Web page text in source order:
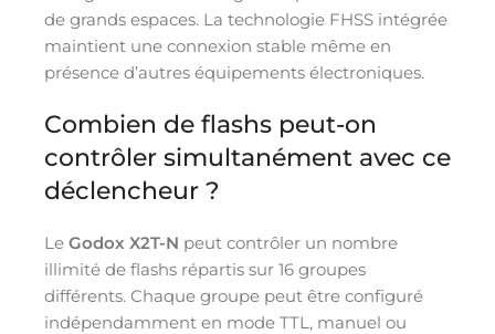
de grands espaces. La technologie FHSS intégrée
maintient une connexion stable même en
présence d’autres équipements électroniques.
Combien de flashs peut-on
contrôler simultanément avec ce
déclencheur ?
Le Godox X2T-N peut contrôler un nombre
illimité de flashs répartis sur 16 groupes
différents. Chaque groupe peut être configuré
indépendamment en mode TTL, manuel ou